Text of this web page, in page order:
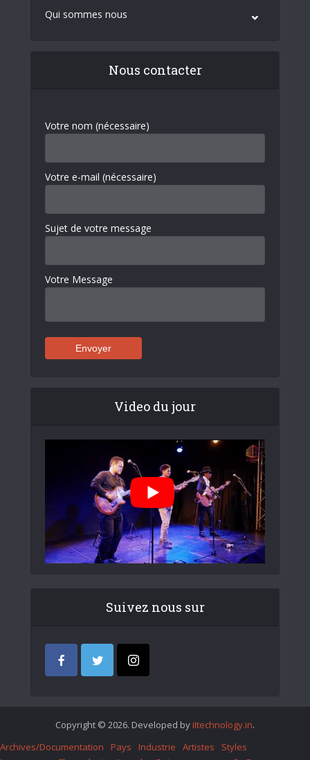
Qui sommes nous
Nous contacter
Votre nom (nécessaire)
Votre e-mail (nécessaire)
Sujet de votre message
Votre Message
Video du jour
Suivez nous sur
Copyright © 2026. Developed by iItechnology.in.
Archives/Documentation
Pays Industrie Artistes
Styles